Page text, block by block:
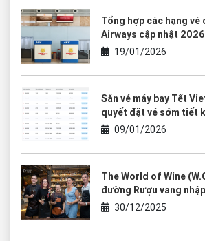
Tổng hợp các hạng vé
Airways cập nhật 2026
19/01/2026
Săn vé máy bay Tết
quyết đặt vé sớm tiết
09/01/2026
The World of Wine
đường Rượu vang
chạm của văn hóa
30/12/2025